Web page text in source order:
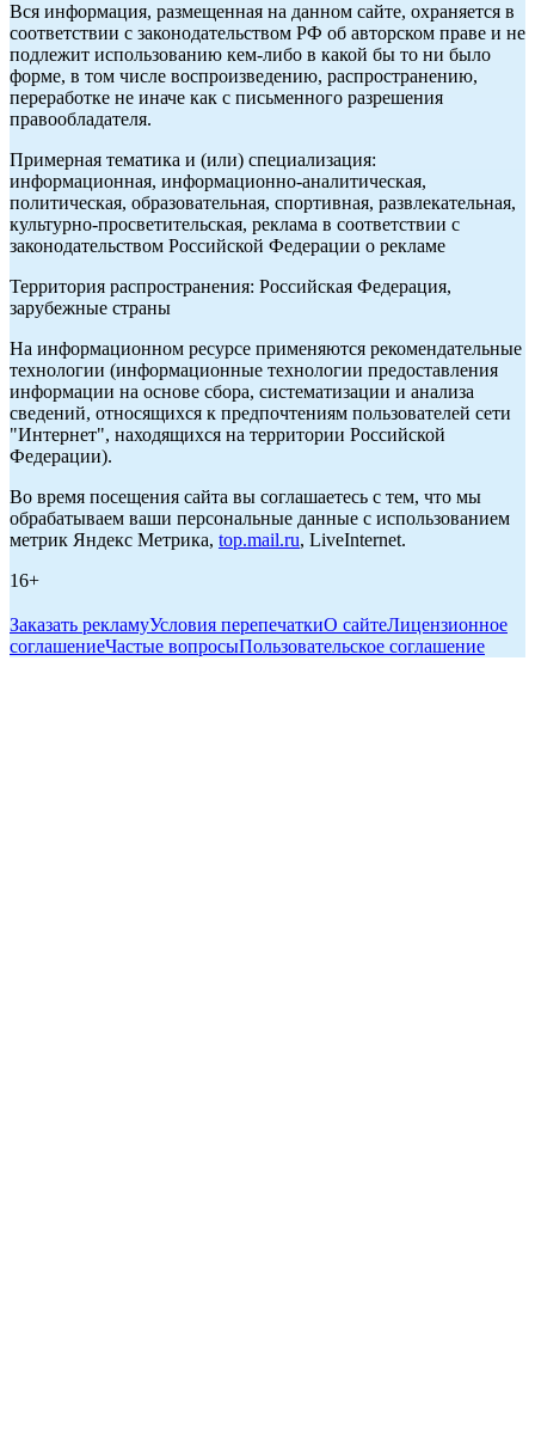
Вся информация, размещенная на данном сайте, охраняется в
соответствии с законодательством РФ об авторском праве и не
подлежит использованию кем-либо в какой бы то ни было
форме, в том числе воспроизведению, распространению,
переработке не иначе как с письменного разрешения
правообладателя.
Примерная тематика и (или) специализация:
информационная, информационно-аналитическая,
политическая, образовательная, спортивная, развлекательная,
культурно-просветительская, реклама в соответствии с
законодательством Российской Федерации о рекламе
Территория распространения: Российская Федерация,
зарубежные страны
На информационном ресурсе применяются рекомендательные
технологии (информационные технологии предоставления
информации на основе сбора, систематизации и анализа
сведений, относящихся к предпочтениям пользователей сети
"Интернет", находящихся на территории Российской
Федерации).
Во время посещения сайта вы соглашаетесь с тем, что мы
обрабатываем ваши персональные данные с использованием
метрик Яндекс Метрика, top.mail.ru, LiveInternet.
16+
Заказать рекламуУсловия перепечаткиО сайтеЛицензионное
соглашениеЧастые вопросыПользовательское соглашение